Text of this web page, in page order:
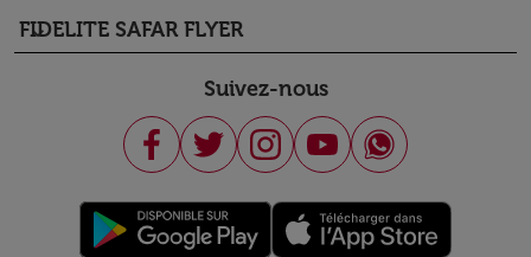
FIDELITE SAFAR FLYER
keyboard_arrow_down
Suivez-nous